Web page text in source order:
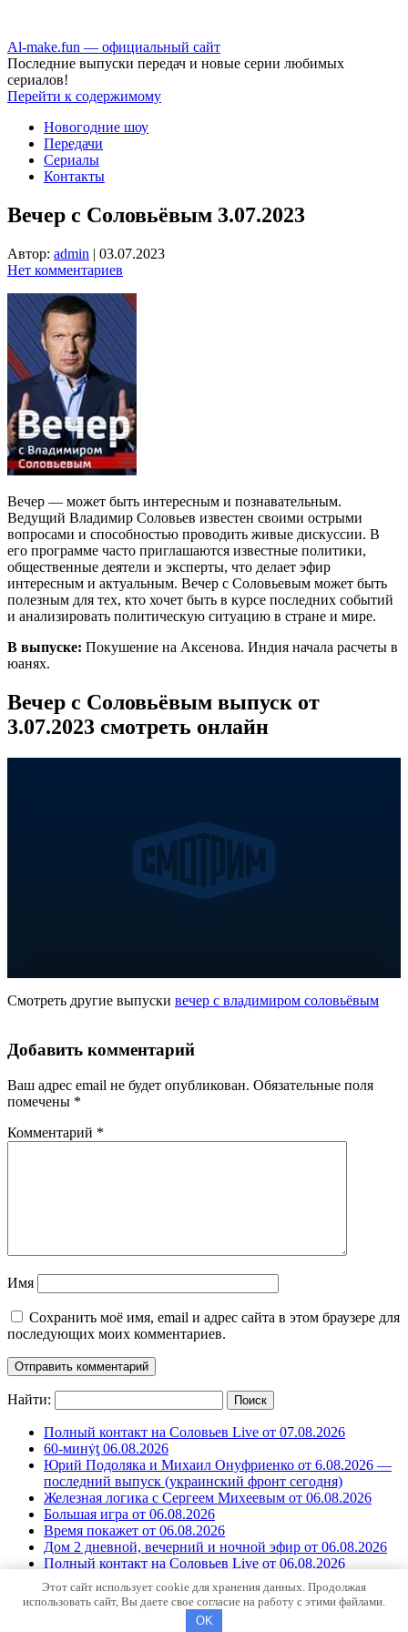
Аl-make.fun — официальный сайт
Последние выпуски передач и новые серии любимых
сериалов!
Перейти к содержимому
Новогодние шоу
Передачи
Сериалы
Контакты
Вечер с Соловьёвым 3.07.2023
Автор: admin | 03.07.2023
Нет комментариев
Вечер — может быть интересным и познавательным.
Ведущий Владимир Соловьев известен своими острыми
вопросами и способностью проводить живые дискуссии. В
его программе часто приглашаются известные политики,
общественные деятели и эксперты, что делает эфир
интересным и актуальным. Вечер с Соловьевым может быть
полезным для тех, кто хочет быть в курсе последних событий
и анализировать политическую ситуацию в стране и мире.
В выпуске: Покушение на Аксенова. Индия начала расчеты в
юанях.
Вечер с Соловьёвым выпуск от
3.07.2023 смотреть онлайн
Смотреть другие выпуски вечер с владимиром соловьёвым
Добавить комментарий
Ваш адрес email не будет опубликован. Обязательные поля
помечены *
Комментарий *
Имя
Сохранить моё имя, email и адрес сайта в этом браузере для
последующих моих комментариев.
Найти:
Полный контакт на Соловьев Live от 07.08.2026
60-минẏƫ 06.08.2026
Юрий Подоляка и Михаил Онуфриенко от 6.08.2026 —
последний выпуск (украинский фронт сегодня)
Железная логика с Сергеем Михеевым от 06.08.2026
Большая игра от 06.08.2026
Время покажет от 06.08.2026
Дом 2 дневной, вечерний и ночной эфир от 06.08.2026
Полный контакт на Соловьев Live от 06.08.2026
60-минẏƫ 05.08.2026
© 2023 All-Make.fun
Правообладателям: all-make.fun@mail.ru
Этот сайт использует cookie для хранения данных. Продолжая
использовать сайт, Вы даете свое согласие на работу с этими файлами.
OK